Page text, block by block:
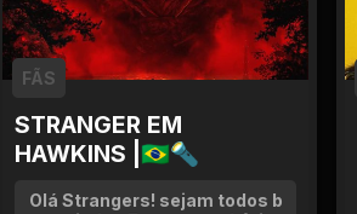
STRANGER EM
HAWKINS |🇧🇷🔦
FÃS
Olá Strangers! sejam todos b